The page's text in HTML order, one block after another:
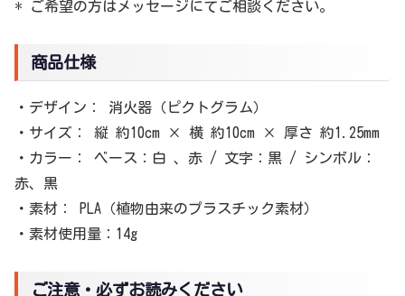
* ご希望の方はメッセージにてご相談ください。
商品仕様
・デザイン： 消火器（ピクトグラム）
・サイズ： 縦 約10cm × 横 約10cm × 厚さ 約1.25mm
・カラー： ベース：白 、赤 / 文字：黒 / シンボル：
赤、黒
・素材： PLA（植物由来のプラスチック素材）
・素材使用量：14g
ご注意・必ずお読みください